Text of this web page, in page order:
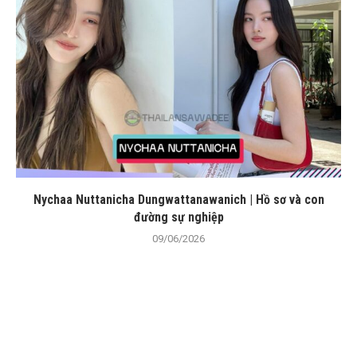
Nychaa Nuttanicha Dungwattanawanich | Hồ sơ và con
đường sự nghiệp
09/06/2026